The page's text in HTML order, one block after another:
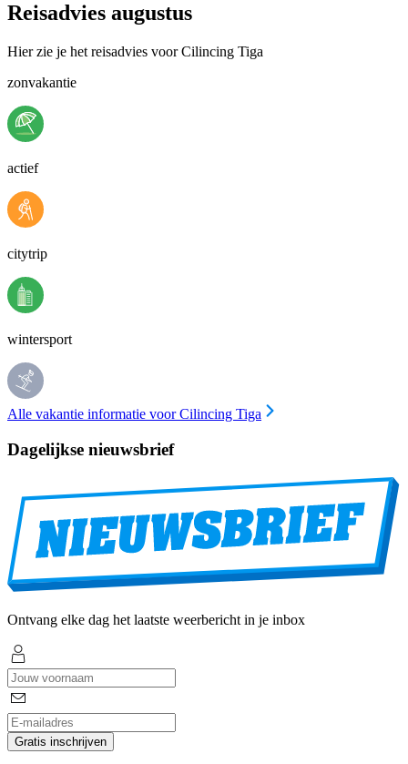
Reisadvies augustus
Hier zie je het reisadvies voor Cilincing Tiga
zonvakantie
actief
citytrip
wintersport
Alle vakantie informatie voor Cilincing Tiga
Dagelijkse nieuwsbrief
Ontvang elke dag het laatste weerbericht in je inbox
Gratis inschrijven